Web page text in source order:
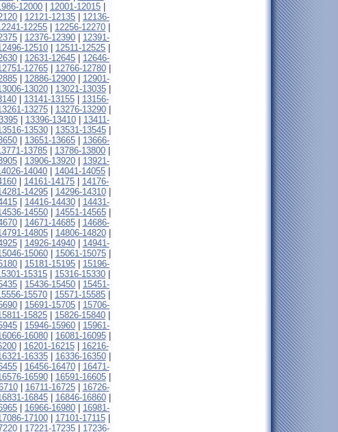
12000 12001-12015
12121-12135
12136-
12255 12256-12270
12376-12390
12391-
12510 12511-12525
12631-12645
12646-
12765| 12766-12780|
| 12886-12900| 12901-
13020| 13021-13035|
| 13141-13155| 13156-
13275| 13276-13290|
| 13396-13410| 13411-
13530| 13531-13545|
13651-13665
13666-
13785 13786-13800
13906-13920
13921-
14040 14041-14055
14161-14175
14176-
14295| 14296-14310|
| 14416-14430| 14431-
14550| 14551-14565|
| 14671-14685| 14686-
14805| 14806-14820|
| 14926-14940| 14941-
15060| 15061-15075|
15181-15195
15196-
15315 15316-15330
15436-15450
15451-
15570 15571-15585
15691-15705
15706-
15825 15826-15840
15946-15960
15961-
16080| 16081-16095|
| 16201-16215| 16216-
16335| 16336-16350|
| 16456-16470| 16471-
16590| 16591-16605|
| 16711-16725| 16726-
16845| 16846-16860|
16966-16980
16981-
17100| 17101-17115|
| 17221-17235| 17236-